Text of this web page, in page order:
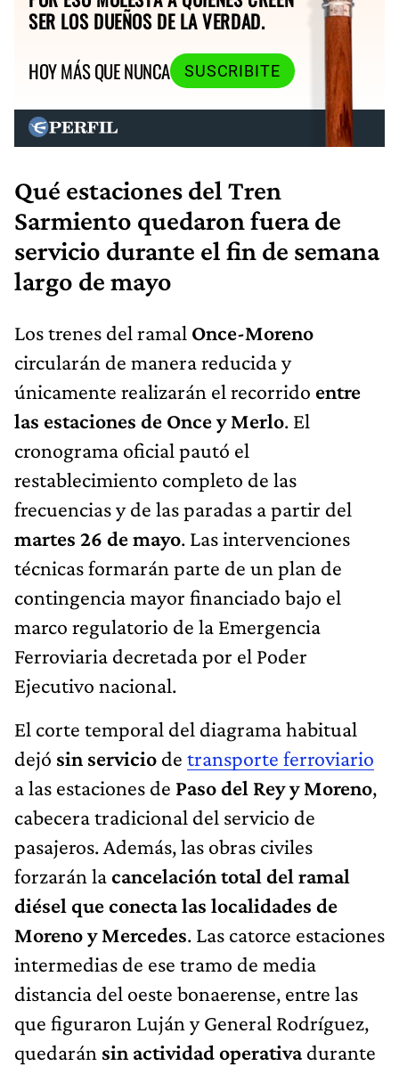
SER LOS DUEÑOS DE LA VERDAD.
HOY MÁS QUE NUNCA
SUSCRIBITE
Qué estaciones del Tren
Sarmiento quedaron fuera de
servicio durante el fin de semana
largo de mayo
Los trenes del ramal Once-Moreno
circularán de manera reducida y
únicamente realizarán el recorrido entre
las estaciones de Once y Merlo. El
cronograma oficial pautó el
restablecimiento completo de las
frecuencias y de las paradas a partir del
martes 26 de mayo. Las intervenciones
técnicas formarán parte de un plan de
contingencia mayor financiado bajo el
marco regulatorio de la Emergencia
Ferroviaria decretada por el Poder
Ejecutivo nacional.
El corte temporal del diagrama habitual
dejó sin servicio de transporte ferroviario
a las estaciones de Paso del Rey y Moreno,
cabecera tradicional del servicio de
pasajeros. Además, las obras civiles
forzarán lacancelación total del ramal
diésel que conecta las localidades de
Moreno y Mercedes. Las catorce estaciones
intermedias de ese tramo de media
distancia del oeste bonaerense, entre las
que figuraron Luján y General Rodríguez,
quedarán sin actividad operativadurante